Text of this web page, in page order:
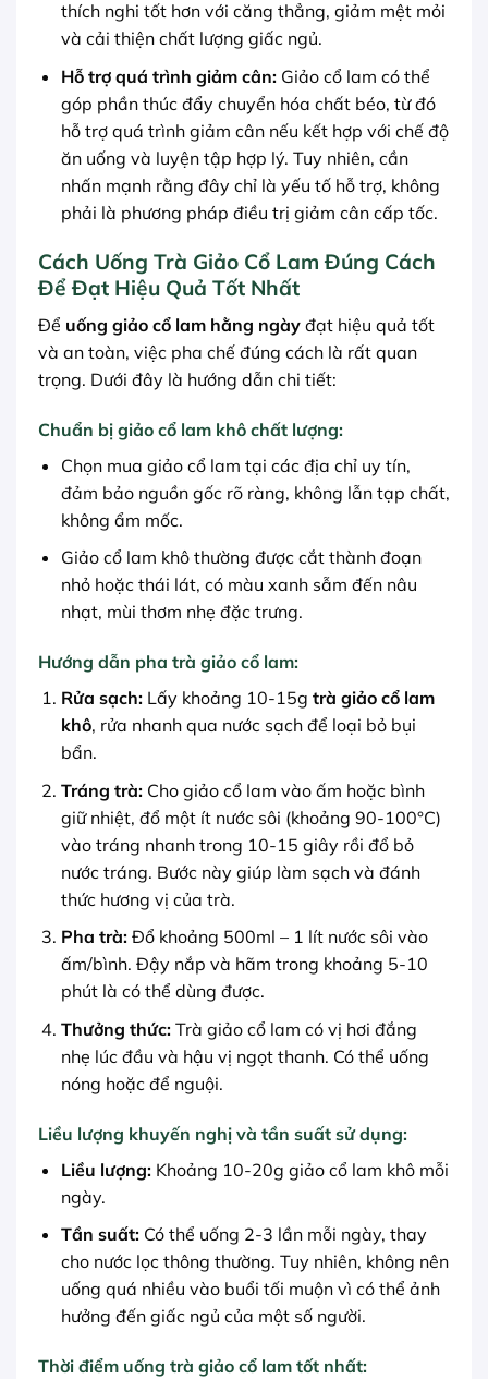
thích nghi tốt hơn với căng thẳng, giảm mệt mỏi
và cải thiện chất lượng giấc ngủ.
Hỗ trợ quá trình giảm cân:Giảo cổ lam có thể
góp phần thúc đẩy chuyển hóa chất béo, từ đó
hỗ trợ quá trình giảm cân nếu kết hợp với chế độ
ăn uống và luyện tập hợp lý. Tuy nhiên, cần
nhấn mạnh rằng đây chỉ là yếu tố hỗ trợ, không
phải là phương pháp điều trị giảm cân cấp tốc.
Cách Uống Trà Giảo Cổ Lam Đúng Cách
Để Đạt Hiệu Quả Tốt Nhất
Để uống giảo cổ lam hằng ngày đạt hiệu quả tốt
và an toàn, việc pha chế đúng cách là rất quan
trọng. Dưới đây là hướng dẫn chi tiết:
Chuẩn bị giảo cổ lam khô chất lượng:
Chọn mua giảo cổ lam tại các địa chỉ uy tín,
đảm bảo nguồn gốc rõ ràng, không lẫn tạp chất,
không ẩm mốc.
Giảo cổ lam khô thường được cắt thành đoạn
nhỏ hoặc thái lát, có màu xanh sẫm đến nâu
nhạt, mùi thơm nhẹ đặc trưng.
Hướng dẫn pha trà giảo cổ lam:
Rửa sạch:Lấy khoảng 10-15g trà giảo cổ lam
khô, rửa nhanh qua nước sạch để loại bỏ bụi
bẩn.
Tráng trà:Cho giảo cổ lam vào ấm hoặc bình
giữ nhiệt, đổ một ít nước sôi (khoảng 90-100°C)
vào tráng nhanh trong 10-15 giây rồi đổ bỏ
nước tráng. Bước này giúp làm sạch và đánh
thức hương vị của trà.
Pha trà:Đổ khoảng 500ml – 1 lít nước sôi vào
ấm/bình. Đậy nắp và hãm trong khoảng 5-10
phút là có thể dùng được.
Thưởng thức:Trà giảo cổ lam có vị hơi đắng
nhẹ lúc đầu và hậu vị ngọt thanh. Có thể uống
nóng hoặc để nguội.
Liều lượng khuyến nghị và tần suất sử dụng:
Liều lượng:Khoảng 10-20g giảo cổ lam khô mỗi
ngày.
Tần suất:Có thể uống 2-3 lần mỗi ngày, thay
cho nước lọc thông thường. Tuy nhiên, không nên
uống quá nhiều vào buổi tối muộn vì có thể ảnh
hưởng đến giấc ngủ của một số người.
Thời điểm uống trà giảo cổ lam tốt nhất: